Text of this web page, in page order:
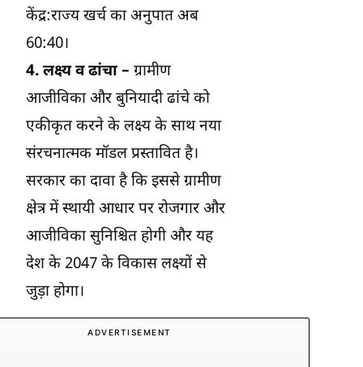
केंद्र:राज्य खर्च का अनुपात अब
60:40।
4. लक्ष्य व ढांचा – ग्रामीण
आजीविका और बुनियादी ढांचे को
एकीकृत करने के लक्ष्य के साथ नया
संरचनात्मक मॉडल प्रस्तावित है।
सरकार का दावा है कि इससे ग्रामीण
क्षेत्र में स्थायी आधार पर रोजगार और
आजीविका सुनिश्चित होगी और यह
देश के 2047 के विकास लक्ष्यों से
जुड़ा होगा।
ADVERTISEMENT